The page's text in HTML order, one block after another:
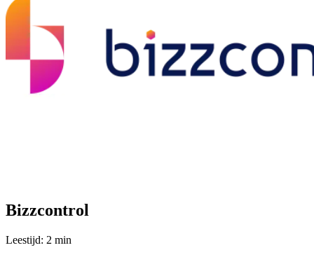
Bizzcontrol
Leestijd: 2 min